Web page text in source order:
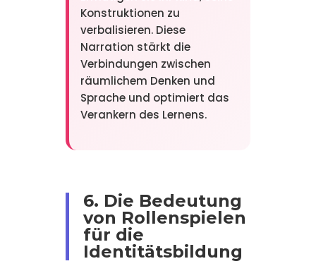
Konstruktionen zu
verbalisieren. Diese
Narration stärkt die
Verbindungen zwischen
räumlichem Denken und
Sprache und optimiert das
Verankern des Lernens.
6. Die Bedeutung
von Rollenspielen
für die
Identitätsbildung